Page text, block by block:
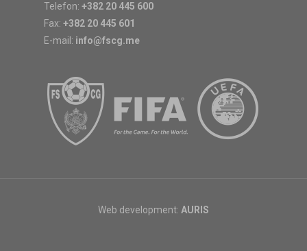
Telefon: +382 20 445 600
Fax: +382 20 445 601
E-mail: info@fscg.me
Web development: AURIS